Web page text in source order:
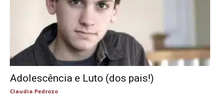
Adolescência e Luto (dos pais!)
Claudia Pedrozo